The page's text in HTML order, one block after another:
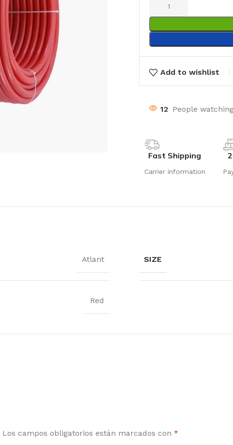
Add to wishlist
12 People
Fast Shipping
Carrier information
Atlant SIZE
Red
Los campos obligatorios están marcados con *